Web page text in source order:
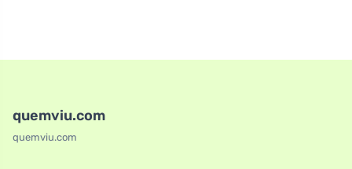
quemviu.com
quemviu.com